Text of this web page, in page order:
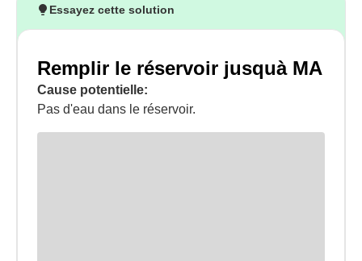
Essayez cette solution
Remplir le réservoir jusquà MA
Cause potentielle:
Pas d'eau dans le réservoir.